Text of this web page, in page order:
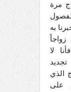
مرة
به
لا
الذي
على